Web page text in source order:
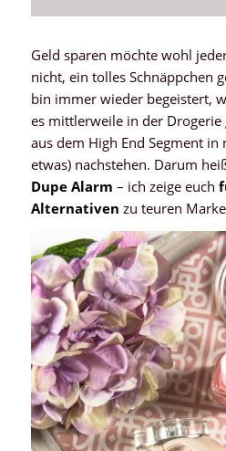
Geld sparen möchte wohl
nicht, ein tolles Schnäppchen
bin immer wieder begeistert,
es mittlerweile in der Drogerie
aus dem High End Segment in
etwas) nachstehen. Darum
Dupe Alarm – ich zeige euch
Alternativen zu teuren